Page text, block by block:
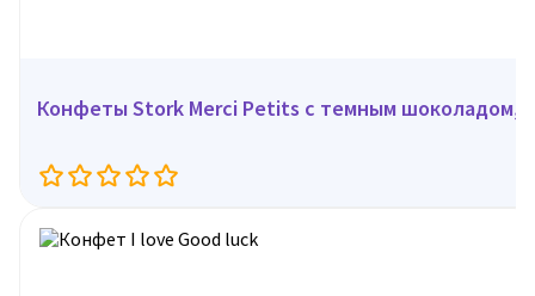
Конфеты Stork Merci Petits с темным шоколадом,